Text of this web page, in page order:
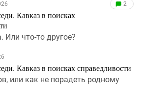
Кавказ в поисках
2
Или что-то другое?
Кавказ в поисках справедливости
или как не порадеть родному